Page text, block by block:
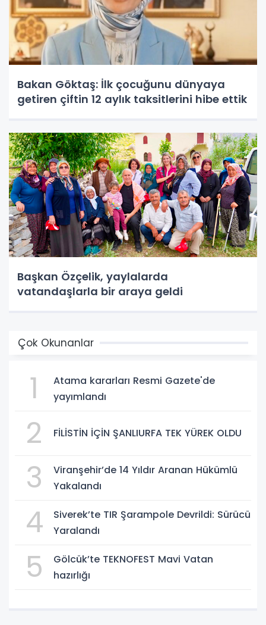
Bakan Göktaş: İlk çocuğunu dünyaya
getiren çiftin 12 aylık taksitlerini hibe ettik
Başkan Özçelik, yaylalarda
vatandaşlarla bir araya geldi
Çok Okunanlar
1
Atama kararları Resmi Gazete'de
yayımlandı
2 FİLİSTİN İÇİN ŞANLIURFA TEK YÜREK OLDU
3
Viranşehir’de 14 Yıldır Aranan Hükümlü
Yakalandı
4
Siverek’te TIR Şarampole Devrildi: Sürücü
Yaralandı
5
Gölcük’te TEKNOFEST Mavi Vatan
hazırlığı